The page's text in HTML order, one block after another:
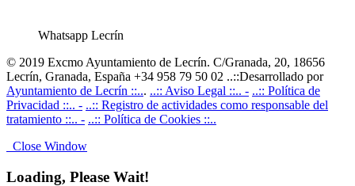
Whatsapp Lecrín
© 2019 Excmo Ayuntamiento de Lecrín. C/Granada, 20, 18656
Lecrín, Granada, España +34 958 79 50 02 ..::Desarrollado por
Ayuntamiento de Lecrín ::... ..:: Aviso Legal ::.. - ..:: Política de
Privacidad ::.. - ..:: Registro de actividades como responsable del
tratamiento ::.. - ..:: Política de Cookies ::..
Close Window
Loading, Please Wait!